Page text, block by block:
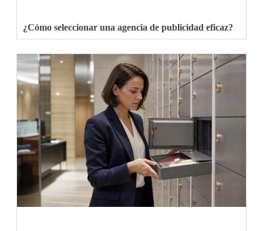
¿Cómo seleccionar una agencia de publicidad eficaz?